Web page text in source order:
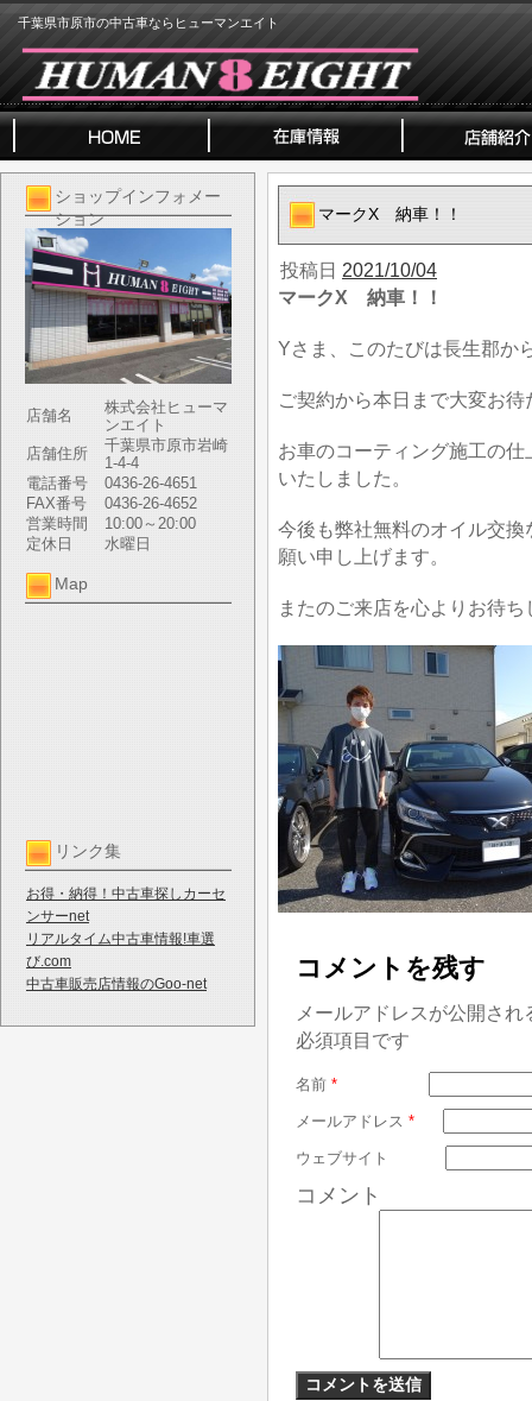
千葉県市原市の中古車ならヒューマンエイト
ショップインフォメー
ション
店舗名
株式会社ヒューマ
ンエイト
店舗住所
千葉県市原市岩崎
1-4-4
電話番号
0436-26-4651
FAX番号
0436-26-4652
営業時間
10:00～20:00
定休日
水曜日
Map
リンク集
お得・納得！中古車探しカーセ
ンサーnet
リアルタイム中古車情報!車選
び.com
中古車販売店情報のGoo-net
マークX 納車！！
投稿日 2021/10/04
マークX 納車！！
Yさま、このたびは長生郡か
ご契約から本日まで大変お
お車のコーティング施工の
いたしました。
今後も弊社無料のオイル交
願い申し上げます。
またのご来店を心よりお待
コメントを残す
メールアドレスが公開さ
必須項目です
名前 *
メールアドレス *
ウェブサイト
コメント